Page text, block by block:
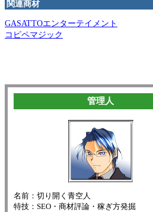
関連商材
GASATTOエンターテイメント
コピペマジック
管理人
名前：切り開く青空人
特技：SEO・商材評論・稼ぎ方発掘